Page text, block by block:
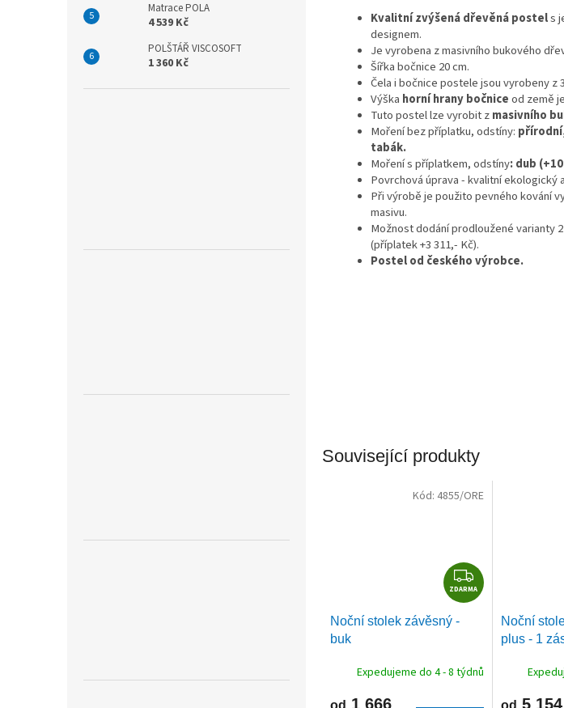
Matrace POLA
4 539 Kč
POLŠTÁŘ VISCOSOFT
1 360 Kč
Kvalitní zvýšená dřevěná postels
designem.
Je vyrobena z masivního bukového
Šířka bočnice 20 cm.
Čela i bočnice postele jsou vyrobeny z
Výška horní hrany bočniceod země je
Tuto postel lze vyrobit zmasivního
Moření bez příplatku, odstíny:
tabák.
Moření s příplatkem, odstíny: dub
Povrchová úprava - kvalitní ekologický
Při výrobě je použito pevného kování
masivu.
Možnost dodání prodloužené varianty
(příplatek +3 311,- Kč).
Postel od českého výrobce.
Související produkty
Z
D
A
ZDARMA
Noční stolek závěsný -
buk
Expedujeme do 4 - 8 týdnů
od 1 666
Kód: 4855/ORE
Noční
plus - 1
od 5 154